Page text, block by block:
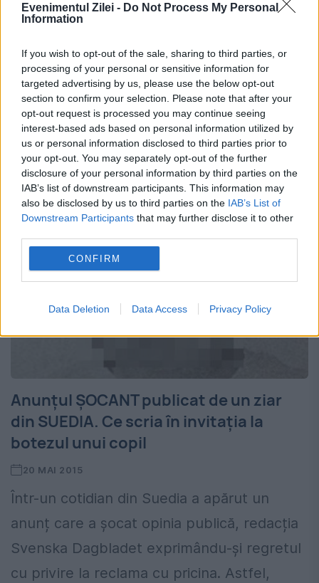
Evenimentul Zilei - Do Not Process My Personal
Information
If you wish to opt-out of the sale, sharing to third parties, or
processing of your personal or sensitive information for
targeted advertising by us, please use the below opt-out
section to confirm your selection. Please note that after your
opt-out request is processed you may continue seeing
interest-based ads based on personal information utilized by
us or personal information disclosed to third parties prior to
your opt-out. You may separately opt-out of the further
disclosure of your personal information by third parties on the
IAB’s list of downstream participants. This information may
also be disclosed by us to third parties on the IAB’s List of
Downstream Participants that may further disclose it to other
CONFIRM
Data Deletion Data Access Privacy Policy
puterea mințile unor oameni obișnuiți?
Ne considerăm cu toții incapabili să facem
rău și îndreptățiți să-i judecăm pe cei din
jur. Să le punem etichete și să-i insultăm
pentru că îndrăznesc să gândescă altfel.
Dar...
Anunțul ȘOCANT publicat de un ziar
din SUEDIA. Ce scria în invitația la
botezul unui copil
20 MAI 2015
Într-un cotidian din Suedia a apărut un
anunț care a șocat opinia publică, redacția
Svenska Dagbladet exprimându-și regretul
cu privire la reclama cu pricina. Astfel,